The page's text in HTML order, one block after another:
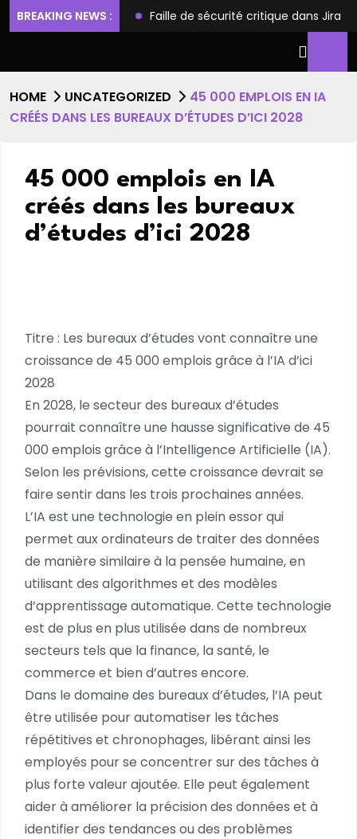
BREAKING NEWS :
et l’accès root Faille de sécurité critique dans Jira
HOME UNCATEGORIZED
45 000 EMPLOIS EN IA
CRÉÉS DANS LES BUREAUX D’ÉTUDES D’ICI 2028
45 000 emplois en IA
créés dans les bureaux
d’études d’ici 2028
Titre : Les bureaux d’études vont connaître une
croissance de 45 000 emplois grâce à l’IA d’ici
2028
En 2028, le secteur des bureaux d’études
pourrait connaître une hausse significative de 45
000 emplois grâce à l’Intelligence Artificielle (IA).
Selon les prévisions, cette croissance devrait se
faire sentir dans les trois prochaines années.
L’IA est une technologie en plein essor qui
permet aux ordinateurs de traiter des données
de manière similaire à la pensée humaine, en
utilisant des algorithmes et des modèles
d’apprentissage automatique. Cette technologie
est de plus en plus utilisée dans de nombreux
secteurs tels que la finance, la santé, le
commerce et bien d’autres encore.
Dans le domaine des bureaux d’études, l’IA peut
être utilisée pour automatiser les tâches
répétitives et chronophages, libérant ainsi les
employés pour se concentrer sur des tâches à
plus forte valeur ajoutée. Elle peut également
aider à améliorer la précision des données et à
identifier des tendances ou des problèmes